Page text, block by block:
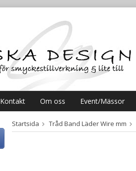
Kontakt Om oss Event/Mässor
Startsida Tråd Band Läder Wire mm